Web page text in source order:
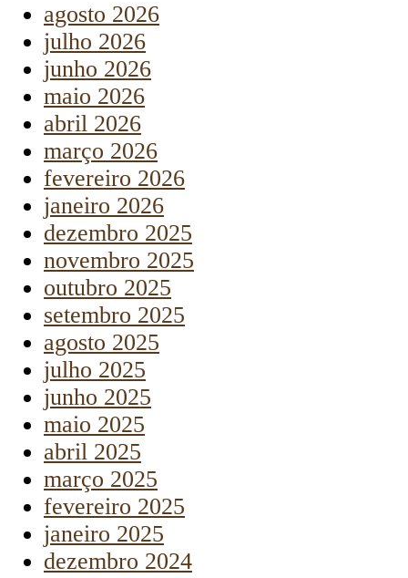
agosto 2026
julho 2026
junho 2026
maio 2026
abril 2026
março 2026
fevereiro 2026
janeiro 2026
dezembro 2025
novembro 2025
outubro 2025
setembro 2025
agosto 2025
julho 2025
junho 2025
maio 2025
abril 2025
março 2025
fevereiro 2025
janeiro 2025
dezembro 2024